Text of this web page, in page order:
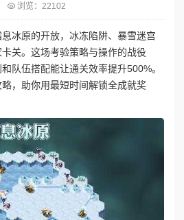
浏览：22102
冰原的开放，冰冻陷阱、暴雪迷宫
关。这场考验策略与操作的战役
队伍搭配能让通关效率提升500%。
，助你用最短时间解锁全成就奖